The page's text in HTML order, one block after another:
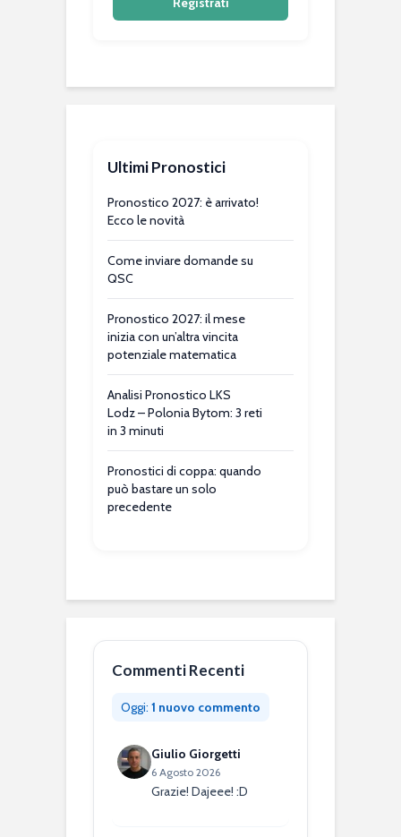
Ultimi Pronostici
Pronostico 2027: è arrivato!
Ecco le novità
Come inviare domande su
QSC
Pronostico 2027: il mese
inizia con un’altra vincita
potenziale matematica
Analisi Pronostico LKS
Lodz – Polonia Bytom: 3 reti
in 3 minuti
Pronostici di coppa: quando
può bastare un solo
precedente
Commenti Recenti
Oggi: 1 nuovo commento
Giulio Giorgetti
6 Agosto 2026
Grazie! Dajeee! :D